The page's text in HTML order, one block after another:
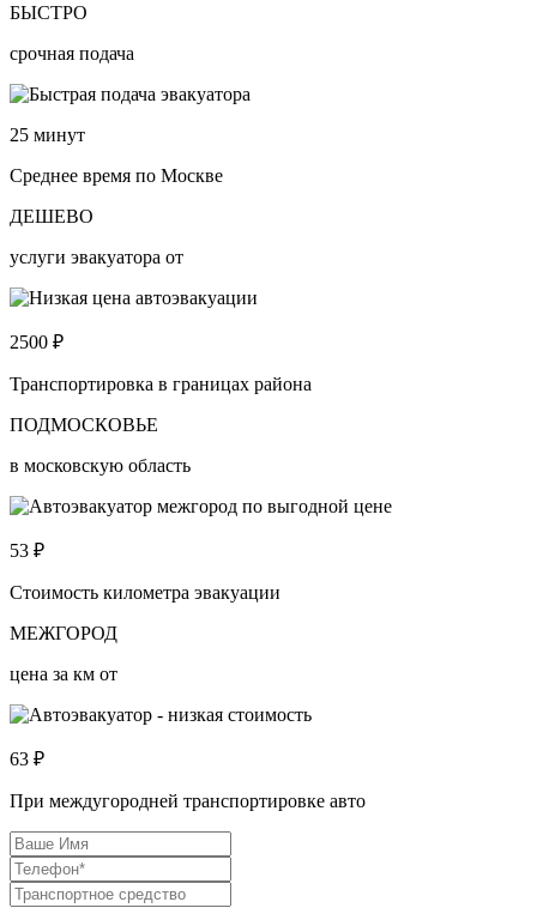
БЫСТРО
срочная подача
25 минут
Среднее время по Москве
ДЕШЕВО
услуги эвакуатора от
2500 ₽
Транспортировка в границах района
ПОДМОСКОВЬЕ
в московскую область
53 ₽
Стоимость километра эвакуации
МЕЖГОРОД
цена за км от
63 ₽
При междугородней транспортировке авто